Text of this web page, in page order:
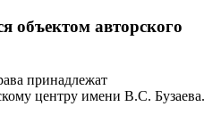
объектом авторского
принадлежат
центру имени В.С. Бузаева.